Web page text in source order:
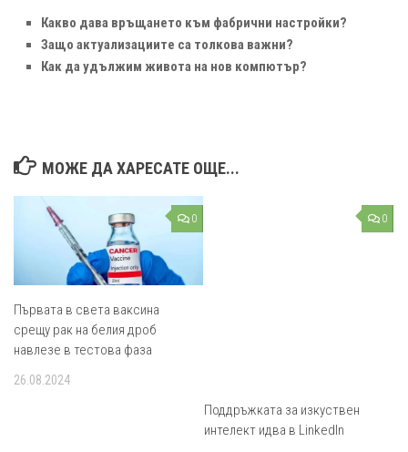
Какво дава връщането към фабрични настройки?
Защо актуализациите са толкова важни?
Как да удължим живота на нов компютър?
МОЖЕ ДА ХАРЕСАТЕ ОЩЕ...
0
Първата в света ваксина
срещу рак на белия дроб
навлезе в тестова фаза
26.08.2024
0
Поддръжката за изкуствен
интелект идва в LinkedIn